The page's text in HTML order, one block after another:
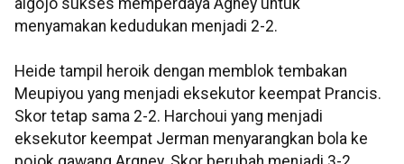
algojo sukses memperdaya Agney untuk
menyamakan kedudukan menjadi 2-2.
Heide tampil heroik dengan memblok tembakan
Meupiyou yang menjadi eksekutor keempat Prancis.
Skor tetap sama 2-2. Harchoui yang menjadi
eksekutor keempat Jerman menyarangkan bola ke